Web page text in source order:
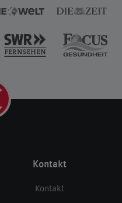
Kontakt
Kontakt